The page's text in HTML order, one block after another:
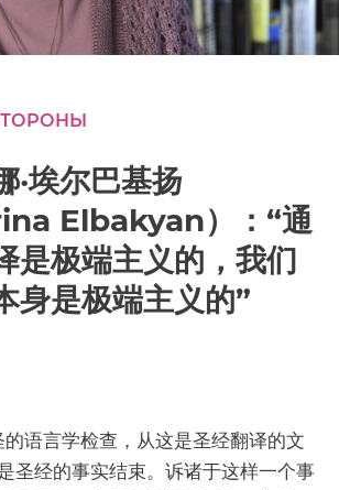
·埃尔巴基扬
Elbakyan）：“通
是极端主义的，我们
身是极端主义的”
语言学检查，从这是圣经翻译的文
圣经的事实结束。诉诸于这样一个事